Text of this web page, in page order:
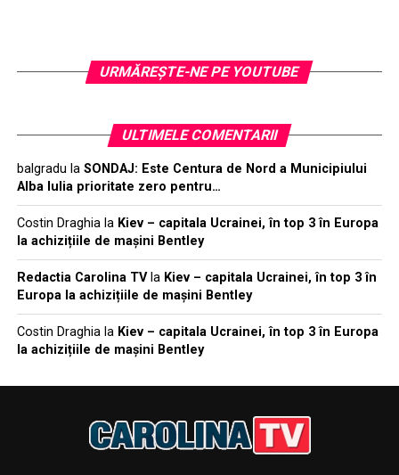
URMĂREŞTE-NE PE YOUTUBE
ULTIMELE COMENTARII
balgradu la SONDAJ: Este Centura de Nord a Municipiului
Alba Iulia prioritate zero pentru…
Costin Draghiala Kiev – capitala Ucrainei, în top 3 în Europa
la achizițiile de mașini Bentley
Redactia Carolina TVla Kiev – capitala Ucrainei, în top 3 în
Europa la achizițiile de mașini Bentley
Costin Draghiala Kiev – capitala Ucrainei, în top 3 în Europa
la achizițiile de mașini Bentley